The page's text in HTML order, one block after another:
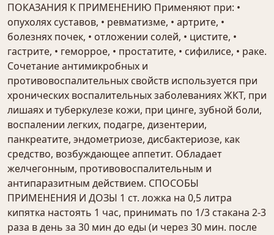
ПОКАЗАНИЯ К ПРИМЕНЕНИЮ Применяют при: •
опухолях суставов, • ревматизме, • артрите, •
болезнях почек, • отложении солей, • цистите, •
гастрите, • геморрое, • простатите, • сифилисе, • раке.
Сочетание антимикробных и
противовоспалительных свойств используется при
хронических воспалительных заболеваниях ЖКТ, при
лишаях и туберкулезе кожи, при цинге, зубной боли,
воспалении легких, подагре, дизентерии,
панкреатите, эндометриозе, дисбактериозе, как
средство, возбуждающее аппетит. Обладает
желчегонным, противовоспалительным и
антипаразитным действием. СПОСОБЫ
ПРИМЕНЕНИЯ И ДОЗЫ 1 ст. ложка на 0,5 литра
кипятка настоять 1 час, принимать по 1/3 стакана 2-3
раза в день за 30 мин до еды (и через 30 мин. после